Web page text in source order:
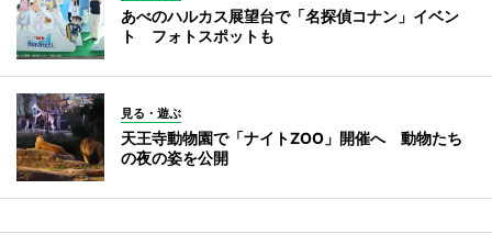
あべのハルカス展望台で「名探偵コナン」イベン
ト フォトスポットも
見る・遊ぶ
天王寺動物園で「ナイトZOO」開催へ 動物たち
の夜の姿を公開